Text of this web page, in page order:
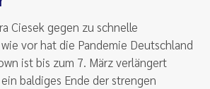
Ciesek gegen zu schnelle
vor hat die Pandemie Deutschland
ist bis zum 7. März verlängert
baldiges Ende der strengen